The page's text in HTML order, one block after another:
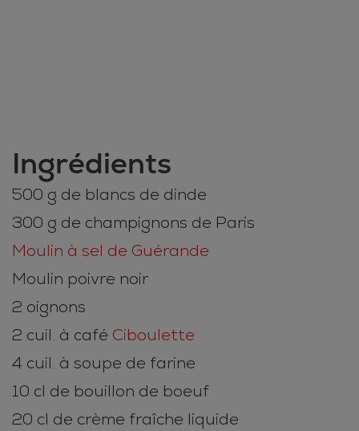
Ingrédients
500 g de blancs de dinde
300 g de champignons de Paris
Moulin à sel de Guérande
Moulin poivre noir
2 oignons
2 cuil. à café Ciboulette
4 cuil. à soupe de farine
10 cl de bouillon de boeuf
20 cl de crème fraîche liquide